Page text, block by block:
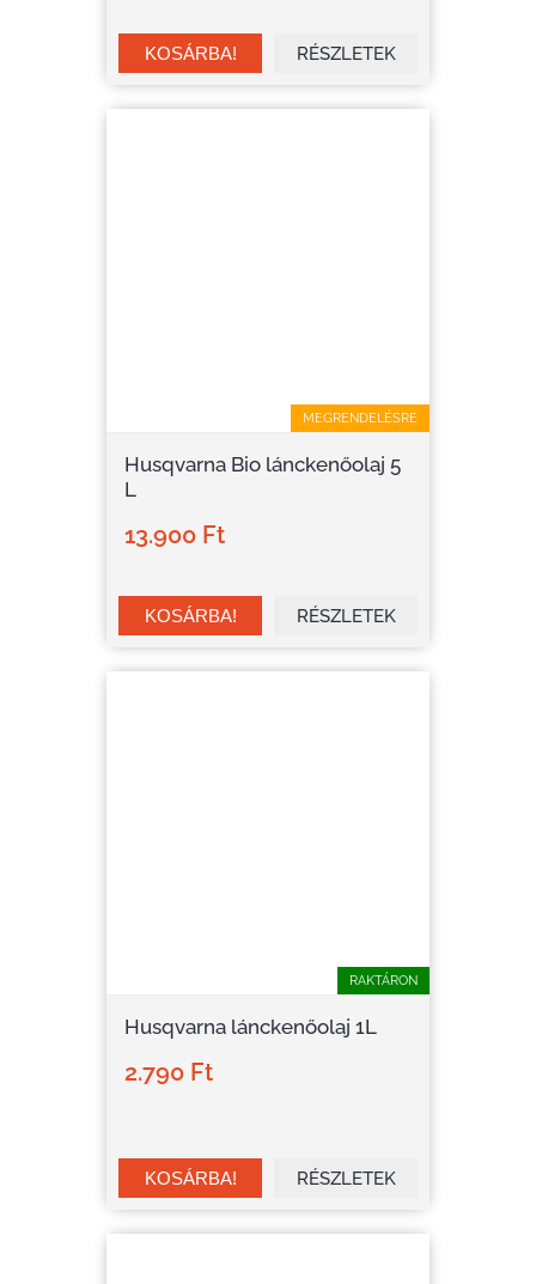
RÉSZLETEK
MEGRENDELÉSRE
Husqvarna Bio lánckenőolaj 5
L
13.900 Ft
RÉSZLETEK
RAKTÁRON
Husqvarna lánckenőolaj 1L
2.790 Ft
RÉSZLETEK